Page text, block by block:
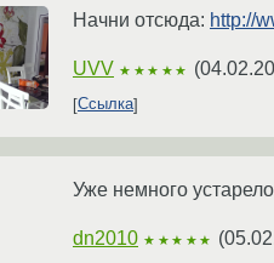
Начни отсюда: http://
UVV ★★★★★ (
Ссылка
Уже немного
dn2010 ★★★★★ (